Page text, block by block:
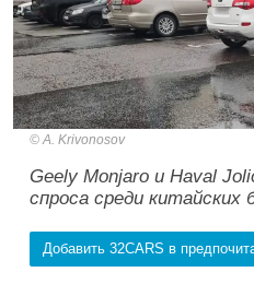
A. Krivonosov
Geely Monjaro и Haval
спроса среди китайских
Добавить 32CARS в